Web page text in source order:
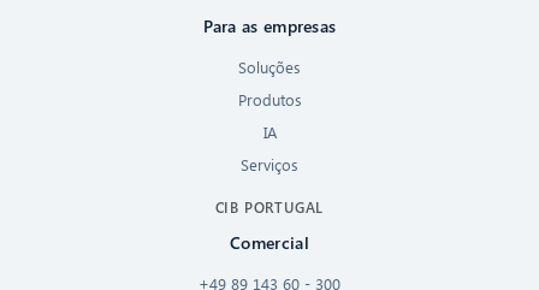
Para as empresas
Soluções
Produtos
IA
Serviços
CIB PORTUGAL
Comercial
+49 89 143 60 - 300